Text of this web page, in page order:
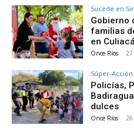
Sucede en
Gobierno
familias
en
Once Ríos -
Súper-Acción
Policías,
dulces
Once Ríos -